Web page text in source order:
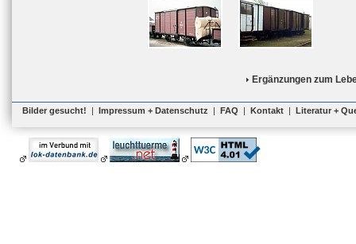
Ergänzungen zum
Bilder gesucht! | Impressum + Datenschutz | FAQ | Kontakt | Literatur +